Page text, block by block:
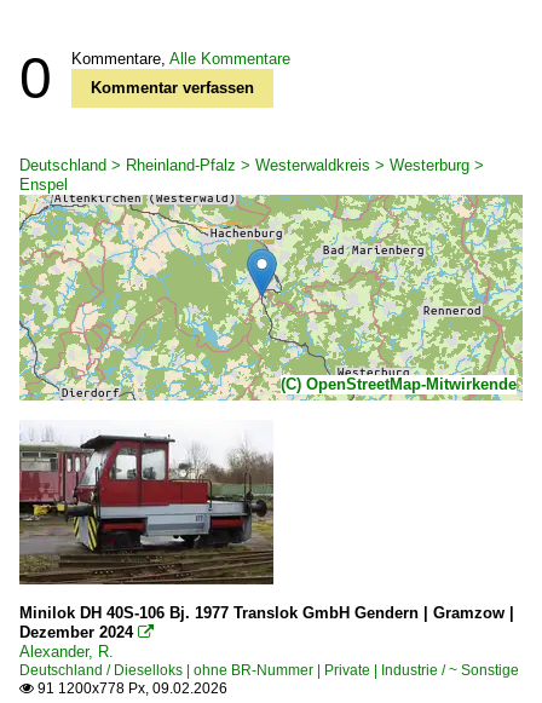
0 Kommentare, Alle Kommentare
Kommentar verfassen
Deutschland > Rheinland-Pfalz > Westerwaldkreis > Westerburg >
Enspel
(C) OpenStreetMap-Mitwirkende
Minilok DH 40S-106 Bj. 1977 Translok GmbH Gendern | Gramzow |
Dezember 2024 
Alexander, R.
Deutschland / Dieselloks | ohne BR-Nummer | Private | Industrie / ~ Sonstige
 91 1200x778 Px, 09.02.2026